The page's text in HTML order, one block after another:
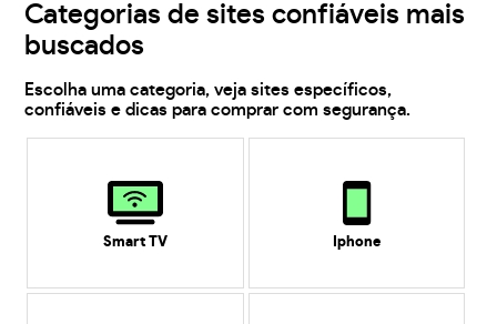
Categorias de sites confiáveis mais
buscados
Escolha uma categoria, veja sites específicos,
confiáveis e dicas para comprar com segurança.
Smart TV Iphone